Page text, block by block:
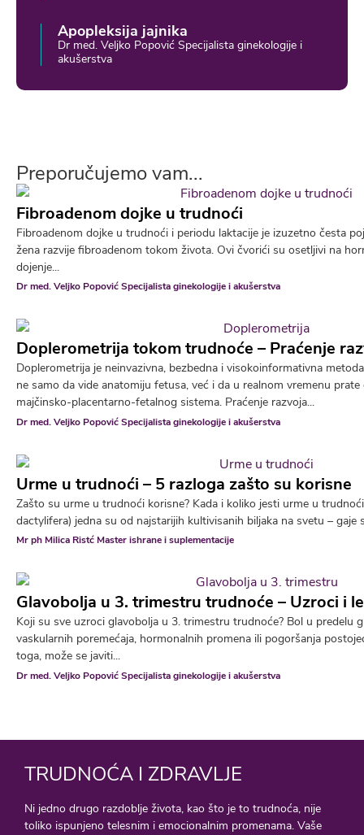
Apopleksija jajnika
Dr med. Veljko Popović Specijalista ginekologije i
akušerstva
Preporučujemo vam...
Fibroadenom dojke u trudnoći
Fibroadenom dojke u trudnoći i periodu laktacije je izuzetno česta
žena razvije fibroadenom tokom života. Ovi čvorići su osetljivi na
dojenje...
Dr med. Veljko Popović Specijalista ginekologije i akušerstva
Doplerometrija tokom trudnoće – Praćenje
Doplerometrija je neinvazivna, bezbedna i visokoinformativna
ne samo da vide anatomiju fetusa, već i da u realnom vremenu
majčinsko-placentarno-fetalnog sistema. Praćenje razvoja...
Dr med. Veljko Popović Specijalista ginekologije i akušerstva
Urme u trudnoći – 5 razloga zašto su korisne
Zašto su urme u trudnoći korisne? Kada i koliko jesti urme u
dactylifera) jedna su od najstarijih kultivisanih biljaka na svetu – gaje
Mr ph Milica Ristć Master ishrane i suplementacije
Glavobolja u 3. trimestru trudnoće – Uzroci i
Koji su sve uzroci glavobolja u 3. trimestru trudnoće? Bol u predelu
vaskularnih poremećaja, hormonalnih promena ili pogoršanja
toga, može se javiti...
Dr med. Veljko Popović Specijalista ginekologije i akušerstva
TRUDNOĆA I ZDRAVLJE
Ni jedno drugo razdoblje života, kao što je to trudnoća, nije
toliko ispunjeno telesnim i emocionalnim promenama. Vaše